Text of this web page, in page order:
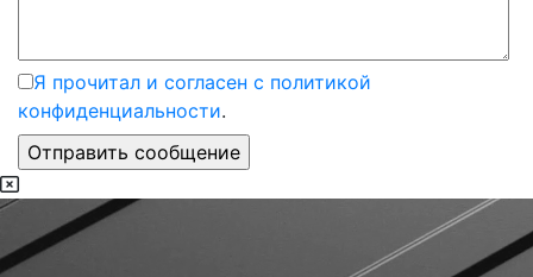
Я прочитал и согласен с политикой
конфиденциальности.